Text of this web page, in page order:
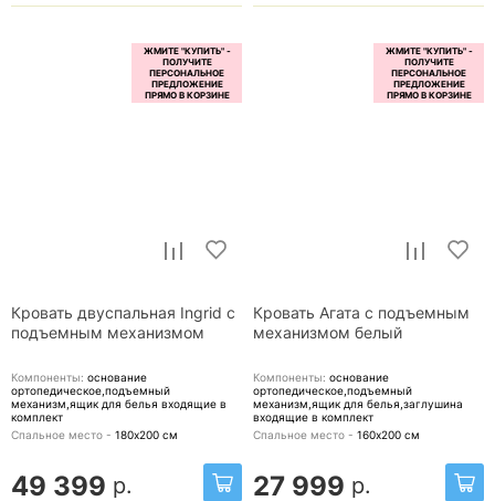
Кровать двуспальная Ingrid с
подъемным механизмом
Компоненты: основание
ортопедическое,подъемный
механизм,ящик для белья входящие в
комплект
Спальное место - 180х200 см
49 399 р.
Кровать Агата с подъемным
механизмом белый
Компоненты: основание
ортопедическое,подъемный
механизм,ящик для белья,заглушина
входящие в комплект
Спальное место - 160х200 см
27 999 р.